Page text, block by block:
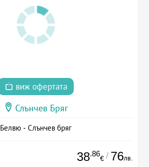
виж офертата
Слънчев Бряг
Белвю - Слънчев бряг
38.86
€ / 76лв.